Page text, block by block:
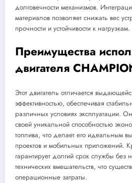
долговечности механизмов.
материалов позволяет снижать вес
прочности и устойчивости к нагрузкам.
Преимущества
двигателя
Этот двигатель отличается
эффективностью, обеспечивая
различных условиях эксплуатации.
своей уникальной способностью
топлива, что делает его идеальным
проектов и мобильных приложений.
гарантирует долгий срок службы без
технических вмешательств, что
операционные затраты.